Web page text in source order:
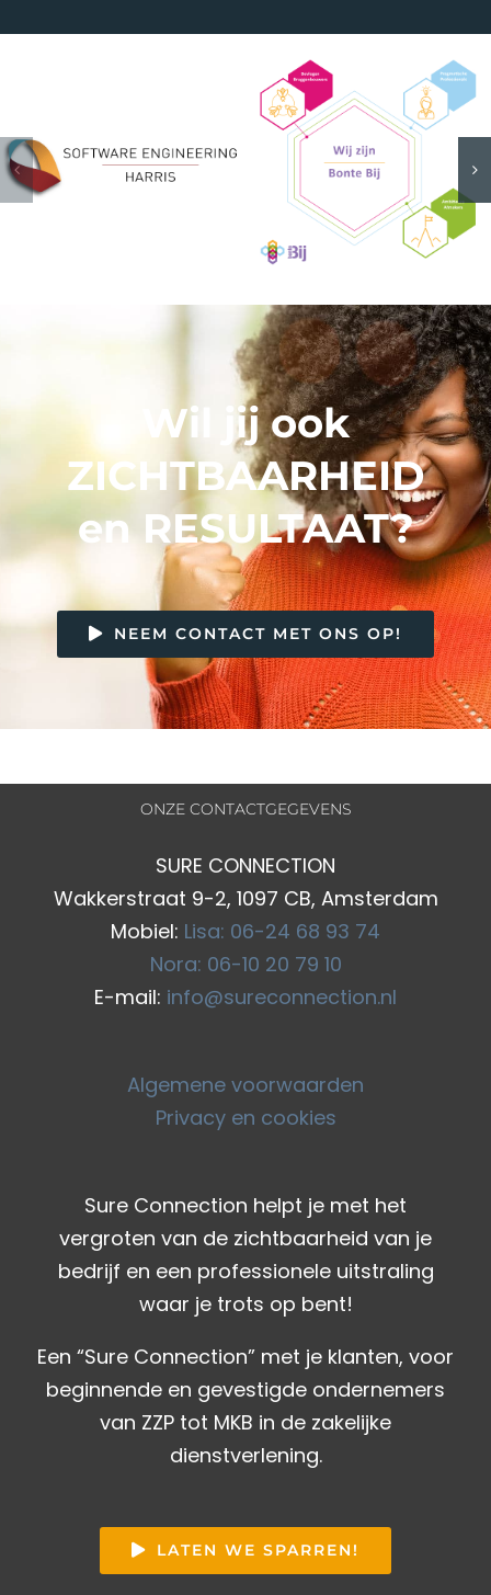
Engineering
Bonte Bij
Grafisch ontwerp Logo &
huisstijl
Wil jij ook
ZICHTBAARHEID
en RESULTAAT?
NEEM CONTACT MET ONS OP!
ONZE CONTACTGEGEVENS
SURE CONNECTION
Wakkerstraat 9-2, 1097 CB, Amsterdam
Mobiel: Lisa: 06-24 68 93 74
Nora: 06-10 20 79 10
E-mail: info@sureconnection.nl
Algemene voorwaarden
Privacy en cookies
Sure Connection helpt je met het
vergroten van de zichtbaarheid van je
bedrijf en een professionele uitstraling
waar je trots op bent!
Een “Sure Connection” met je klanten, voor
beginnende en gevestigde ondernemers
van ZZP tot MKB in de zakelijke
dienstverlening.
LATEN WE SPARREN!